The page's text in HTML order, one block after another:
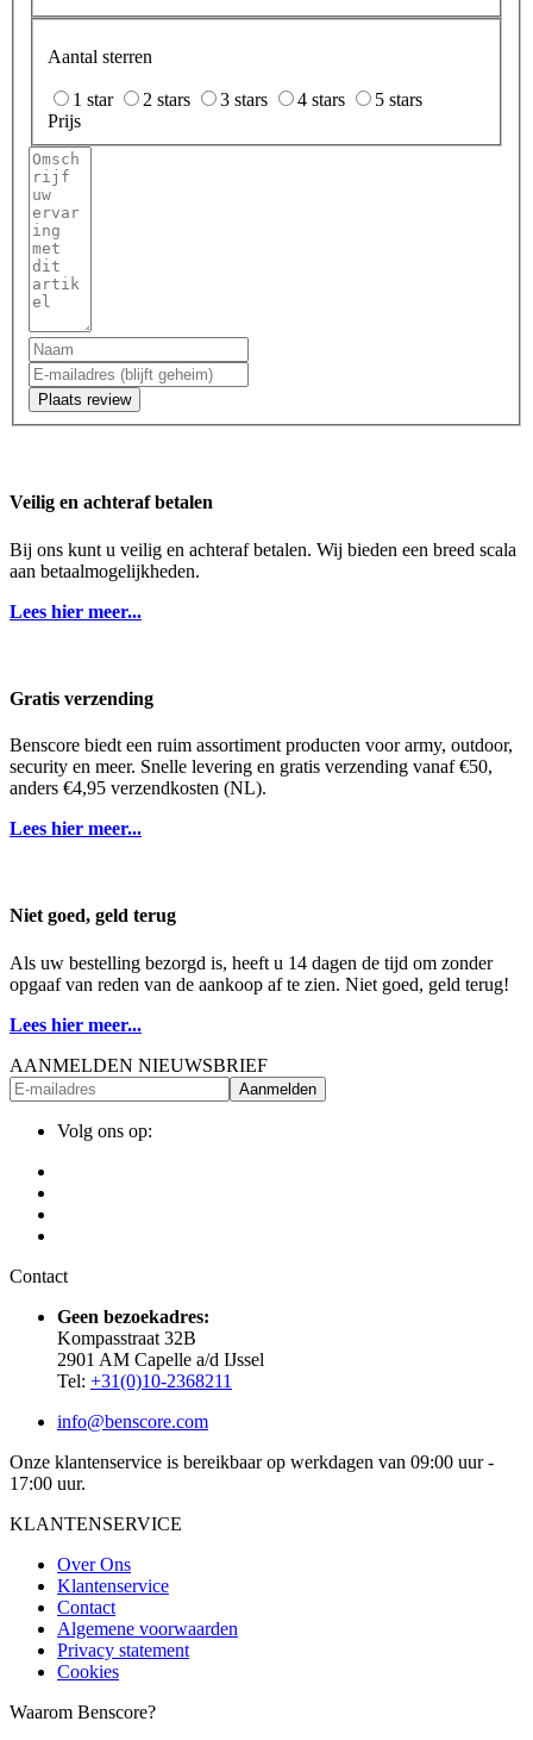
Aantal sterren
1 star 2 stars 3 stars 4 stars
5 stars
Prijs
Plaats review
Veilig en achteraf betalen
Bij ons kunt u veilig en achteraf betalen. Wij bieden een breed scala
aan betaalmogelijkheden.
Lees hier meer...
Gratis verzending
Benscore biedt een ruim assortiment producten voor army, outdoor,
security en meer. Snelle levering en gratis verzending vanaf €50,
anders €4,95 verzendkosten (NL).
Lees hier meer...
Niet goed, geld terug
Als uw bestelling bezorgd is, heeft u 14 dagen de tijd om zonder
opgaaf van reden van de aankoop af te zien. Niet goed, geld terug!
Lees hier meer...
AANMELDEN NIEUWSBRIEF
Aanmelden
Volg ons op:
Contact
Geen bezoekadres:
Kompasstraat 32B
2901 AM Capelle a/d IJssel
Tel: +31(0)10-2368211
info@benscore.com
Onze klantenservice is bereikbaar op werkdagen van 09:00 uur -
17:00 uur.
KLANTENSERVICE
Over Ons
Klantenservice
Contact
Algemene voorwaarden
Privacy statement
Cookies
Waarom Benscore?